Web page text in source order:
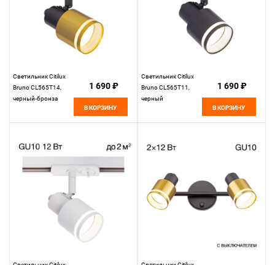
Светильник Citilux
Bruno CL565T14,
черный-бронза
1 690 ₽
В КОРЗИНУ
Светильник Citilux
Bruno CL565T11,
черный
1 690 ₽
В КОРЗИНУ